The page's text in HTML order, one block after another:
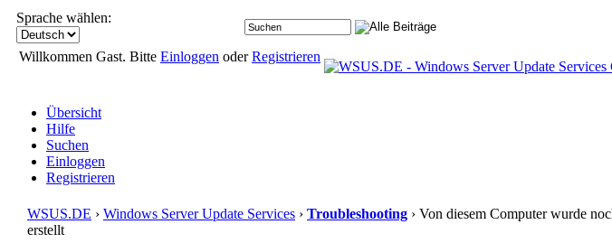
Sprache wählen:
Willkommen Gast. Bitte Einloggen oderRegistrieren
Übersicht
Hilfe
Suchen
Einloggen
Registrieren
WSUS.DE › Windows Server Update Services › Troubleshooting › Von diesem Computer wurde
erstellt